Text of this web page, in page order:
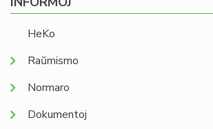
HeKo
Raŭmismo
Normaro
Dokumentoj